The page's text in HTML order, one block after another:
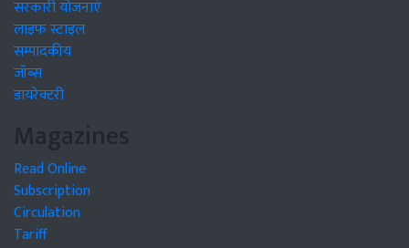
सरकारी योजनाएं
लाइफ स्टाइल
सम्पादकीय
जॉब्स
डायरेक्टरी
Magazines
Read Online
Subscription
Circulation
Tariff